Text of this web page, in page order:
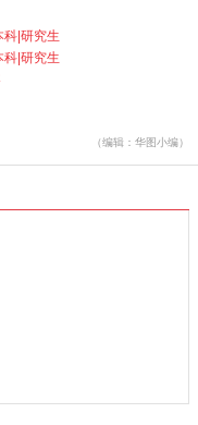
|研究生
|研究生
（编辑：华图小编）